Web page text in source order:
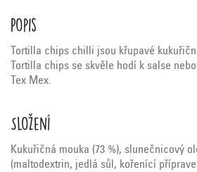
Popis
Tortilla chips chilli jsou křupavé
Tortilla chips se skvěle hodí k salse
Tex Mex.
Složení
Kukuřičná mouka (73 %), slunečnicový
(maltodextrin, jedlá sůl, kořenící